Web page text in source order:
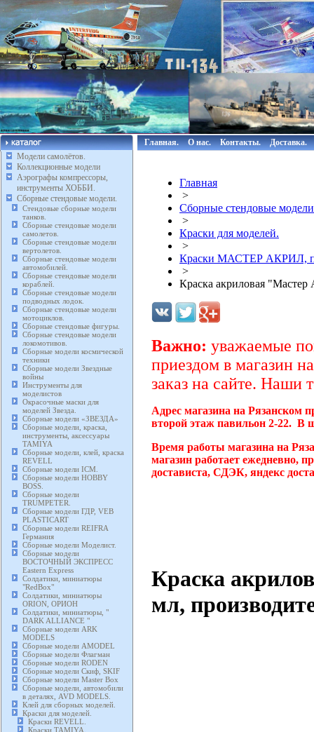
Модели самолётов.
Коллекционные модели
Аэрографы компрессоры,
инструменты ХОББИ.
Сборные стендовые модели.
Стендовые сборные модели
танков.
Сборные стендовые модели
самолетов.
Сборные стендовые модели
вертолетов.
Сборные стендовые модели
автомобилей.
Сборные стендовые модели
кораблей.
Сборные стендовые модели
подводных лодок.
Сборные стендовые модели
мотоциклов.
Сборные стендовые фигуры.
Сборные стендовые модели
локомотивов.
Сборные модели космической
техники
Сборные модели Звездные
войны
Инструменты для
моделистов
Окрасочные маски для
моделей Звезда.
Сборные модели «ЗВЕЗДА»
Сборные модели, краска,
инструменты, аксессуары
TAMIYA
Сборные модели, клей, краска
REVELL
Сборные модели ICM.
Сборные модели HOBBY
BOSS.
Сборные модели
TRUMPETER.
Сборные модели ГДР, VEB
PLASTICART
Сборные модели REIFRA
Германия
Сборные модели Моделист.
Сборные модели
ВОСТОЧНЫЙ ЭКСПРЕСС
Eastern Express
Солдатики, миниатюры
"RedBox"
Солдатики, миниатюры
ORION, ОРИОН
Солдатики, миниатюры, "
DARK ALLIANCE "
Сборные модели ARK
MODELS
Сборные модели AMODEL
Сборные модели Флагман
Сборные модели RODEN
Сборные модели Скиф, SKIF
Сборные модели Master Box
Сборные модели, автомобили
в деталях, AVD MODELS.
Клей для сборных моделей.
Краски для моделей.
Краски REVELL.
Краски TAMIYA.
Главная. О нас. Контакты. Доставка.
Главная
>
Сборные стендовые
>
Краски для моделей.
>
Краски МАСТЕР АКРИЛ,
>
Краска акриловая
Важно: уважаемые
приездом в магазин
заказ на сайте. Наши
Адрес магазина на Рязанском
второй этаж павильон 2-22. В
Время работы магазина на
магазин работает ежедневно,
достависта, СДЭК, яндекс
Краска
мл,